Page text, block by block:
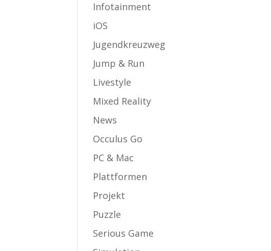
Infotainment
iOS
Jugendkreuzweg
Jump & Run
Livestyle
Mixed Reality
News
Occulus Go
PC & Mac
Plattformen
Projekt
Puzzle
Serious Game